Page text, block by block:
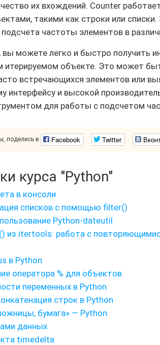
их вхождений. Counter
такими как строки или
частоты элементов в
вы можете легко и быстро получить
итерируемом объекте. Это может
встречающихся элементов или
интерфейсу и высокой
для работы с подсчетом
поделись в Facebook Twitter
курса "Python"
в консоли
списков с помощью filter()
Python-dateutil
из itertools: работа с
в Python
оператора % для объектов
переменных в Python
строк в Python
бумага» — Python
данных
timedelta